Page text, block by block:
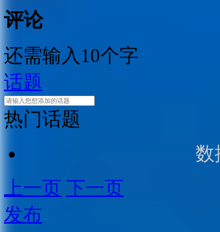
评论
还需输入10个字
话题
热门话题
数
上一页 下一页
发布